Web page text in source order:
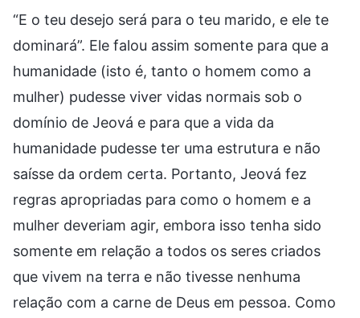
“E o teu desejo será para o teu marido, e ele te
dominará”. Ele falou assim somente para que a
humanidade (isto é, tanto o homem como a
mulher) pudesse viver vidas normais sob o
domínio de Jeová e para que a vida da
humanidade pudesse ter uma estrutura e não
saísse da ordem certa. Portanto, Jeová fez
regras apropriadas para como o homem e a
mulher deveriam agir, embora isso tenha sido
somente em relação a todos os seres criados
que vivem na terra e não tivesse nenhuma
relação com a carne de Deus em pessoa. Como